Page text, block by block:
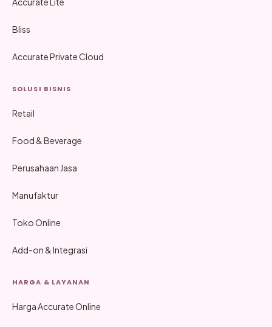
Bliss
Accurate Private Cloud
SOLUSI BISNIS
Retail
Food & Beverage
Perusahaan Jasa
Manufaktur
Toko Online
Add-on & Integrasi
HARGA & LAYANAN
Harga Accurate Online